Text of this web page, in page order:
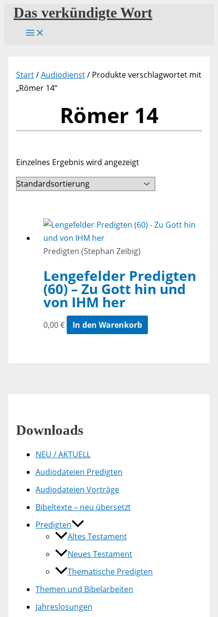
Zum
Inhalt
springen
Das verkündigte Wort
Start/Audiodienst/ Produkte verschlagwortet mit
„Römer 14“
Römer 14
Einzelnes Ergebnis wird angezeigt
Predigten (Stephan Zeibig)
Lengefelder Predigten
(60) – Zu Gott hin und
von IHM her
0,00€ In den Warenkorb
Downloads
NEU / AKTUELL
Audiodateien Predigten
Audiodateien Vorträge
Bibeltexte – neu übersetzt
Predigten
Altes Testament
Neues Testament
Thematische Predigten
Themen und Bibelarbeiten
Jahreslosungen